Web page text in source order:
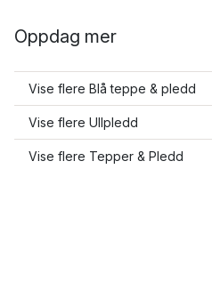
Oppdag mer
Vise flere Blå teppe & pledd
Vise flere Ullpledd
Vise flere Tepper & Pledd